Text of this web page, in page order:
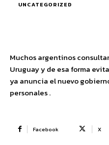
UNCATEGORIZED
Muchos argentinos
Uruguay y de esa forma
ya anuncia el nuevo
personales .
Facebook X